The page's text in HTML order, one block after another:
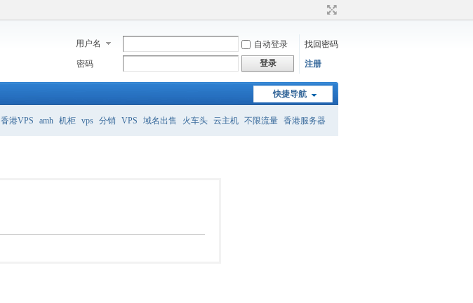
用户名 自动登录
找回密码
密码
登录 注册
快捷导航
香港VPS amh 机柜 vps 分销 VPS 域名出售 火车头 云主机 不限流量 香港服务器